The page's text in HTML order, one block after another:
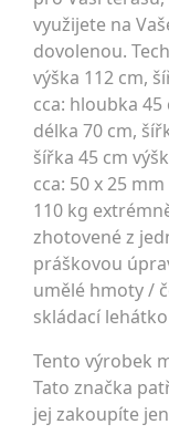
využijete na
dovolenou.
výška 112 cm,
cca: hloubka
délka 70 cm,
šířka 45 cm
cca: 50 x 25
110 kg
zhotovené z
práškovou
umělé hmoty /
skládací
Tento výrobek
Tato značka
jej zakoupíte